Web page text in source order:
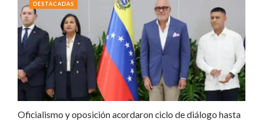
Oficialismo y oposición acordaron ciclo de diálogo hasta
DESTACADAS